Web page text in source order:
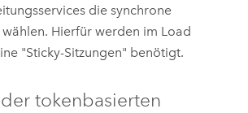
die synchrone
Hierfür werden im Load
"Sticky-Sitzungen" benötigt.
tokenbasierten